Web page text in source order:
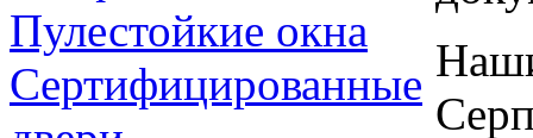
Пулестойкие окна
Сертифицированные